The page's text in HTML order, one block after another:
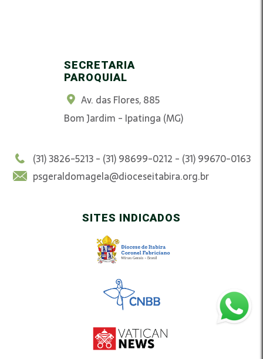
SECRETARIA
PAROQUIAL
Av. das Flores, 885
Bom Jardim - Ipatinga (MG)
(31) 3826-5213 - (31) 98699-0212 - (31) 99670-0163
psgeraldomagela@dioceseitabira.org.br
SITES INDICADOS